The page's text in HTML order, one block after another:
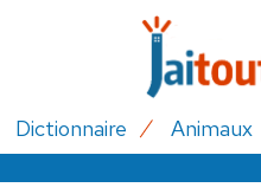
Dictionnaire Animaux